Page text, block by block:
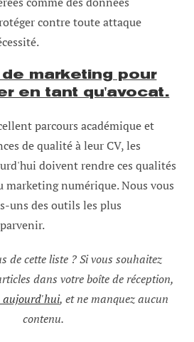
contre toute attaque
marketing pour
en tant qu'avocat.
parcours académique et
de qualité à leur CV, les
doivent rendre ces qualités
marketing numérique. Nous vous
uns des outils les plus
de cette liste ? Si vous souhaitez
dans votre boîte de réception,
aujourd'hui, et ne manquez aucun
contenu.